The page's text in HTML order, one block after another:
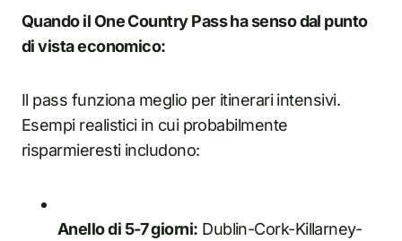
Quando il One Country Pass ha senso dal punto
di vista economico:
Il pass funziona meglio per itinerari intensivi.
Esempi realistici in cui probabilmente
risparmieresti includono:
Anello di 5-7 giorni: Dublin-Cork-Killarney-